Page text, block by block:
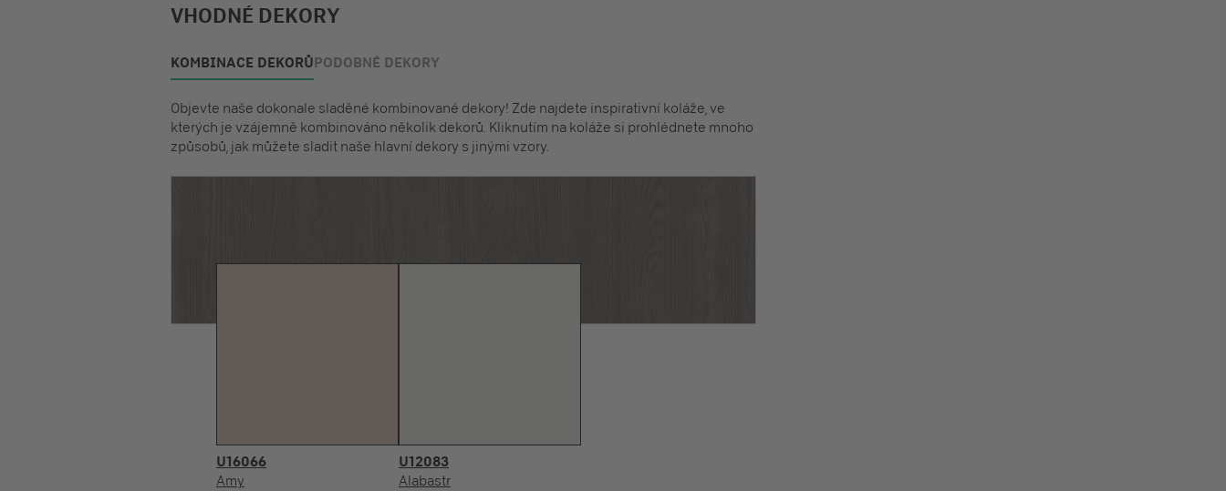
VHODNÉ DEKORY
KOMBINACE DEKORŮPODOBNÉ DEKORY
Objevte naše dokonale sladěné kombinované dekory! Zde najdete inspirativní koláže, ve
kterých je vzájemně kombinováno několik dekorů. Kliknutím na koláže si prohlédnete mnoho
způsobů, jak můžete sladit naše hlavní dekory s jinými vzory.
U16066
Amy
U12083
Alabastr